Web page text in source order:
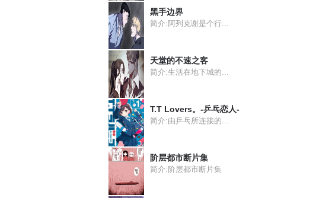
黑手边界
简介:阿列克谢是个行...
天堂的不速之客
简介:生活在地下城的...
T.T Lovers。-乒乓恋人-
简介:由乒乓所连接的...
阶层都市断片集
简介:阶层都市断片集